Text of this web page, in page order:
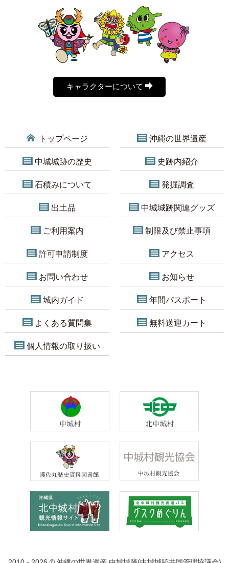
キャラクターについて
トップページ 沖縄の世界遺産
中城城跡の歴史 史跡内紹介
石積みについて 発掘調査
出土品 中城城跡関連グッズ
ご利用案内 制限及び禁止事項
許可申請制度 アクセス
お問い合わせ お知らせ
城内ガイド 年間パスポート
よくある質問集 無料送迎カート
個人情報の取り扱い